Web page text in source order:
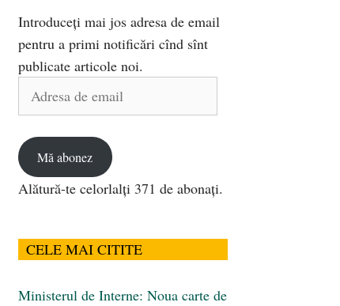
Introduceți mai jos adresa de email
pentru a primi notificări cînd sînt
publicate articole noi.
Adresa
Mă abonez
Alătură-te celorlalți 371 de abonați.
CELE MAI CITITE
Ministerul de Interne: Noua carte de